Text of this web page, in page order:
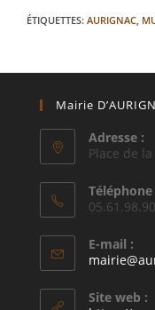
ÉTIQUETTES: AURIGNAC
Mairie
Adresse :
Place de
Téléphone
E-mail :
Site web :